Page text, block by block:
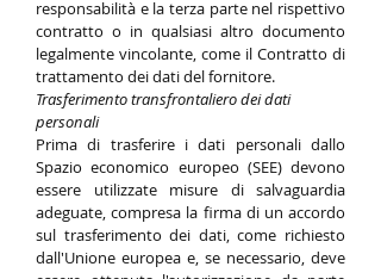
responsabilità e la terza parte nel rispettivo
contratto o in qualsiasi altro documento
legalmente vincolante, come il Contratto di
trattamento dei dati del fornitore.
Trasferimento transfrontaliero dei dati
personali
Prima di trasferire i dati personali dallo
Spazio economico europeo (SEE) devono
essere utilizzate misure di salvaguardia
adeguate, compresa la firma di un accordo
sul trasferimento dei dati, come richiesto
dall'Unione europea e, se necessario, deve